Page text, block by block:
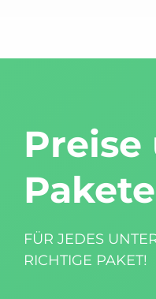
Preise
Pakete
FÜR JEDES
RICHTIGE PAKET!